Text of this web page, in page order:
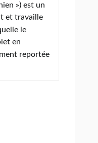
») est un
et travaille
le
en
reportée